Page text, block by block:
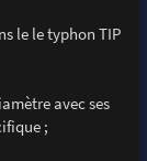
le le typhon TIP
avec ses
;